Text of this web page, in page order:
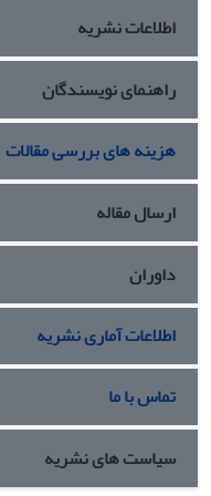
اطلاعات نشریه
راهنمای نویسندگان
هزینه های بررسی مقالات
ارسال مقاله
داوران
اطلاعات آماری نشریه
تماس با ما
سیاست های نشریه